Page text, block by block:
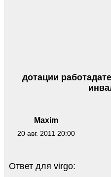
Maxim
20 авг. 2011 20:00
дотации
Ответ для virgo: